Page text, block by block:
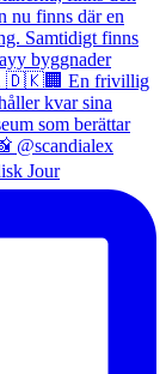
Jour